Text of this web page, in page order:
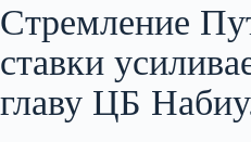
Стремление
ставки
главу ЦБ